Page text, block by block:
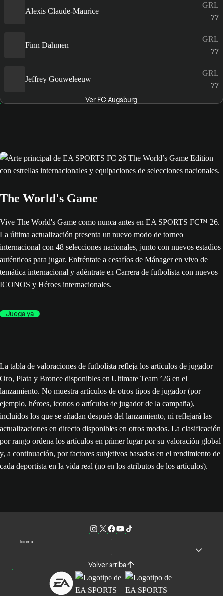
Alexis Claude-Maurice
GRL
77
Finn Dahmen
GRL
77
Jeffrey Gouweleeuw
GRL
77
Ver FC Augsburg
The World's Game
Vive The World's Game como nunca antes en EA SPORTS FC™ 26.
La última actualización presenta un nuevo modo de torneo
internacional con 48 selecciones nacionales, junto con nuevos estadios
auténticos para jugar. Enfréntate a desafíos de Mánager en vivo de
temática internacional y adéntrate en Carrera de futbolista con nuevos
ICONOS y Héroes internacionales.
Juega ya
La tabla de valoraciones de futbolista refleja los artículos de jugador
Oro, Plata y Bronce disponibles en Ultimate Team ’26 en el
lanzamiento. No muestra artículos de otros tipos de jugador (por
ejemplo, héroes, iconos o artículos de jugador de la campaña),
incluidos los que se añadan después del lanzamiento, ni reflejará las
actualizaciones en directo disponibles en otros modos. La clasificación
por rango ordena los artículos en primer lugar por su valoración global
y, a continuación, por factores subjetivos basados en el rendimiento de
cada deportista en la vida real (no en los atributos de los artículos).
Idioma
Volver arriba